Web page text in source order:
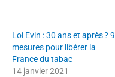
Loi Evin : 30 ans et après ? 9
mesures pour libérer la
France du tabac
14 janvier 2021